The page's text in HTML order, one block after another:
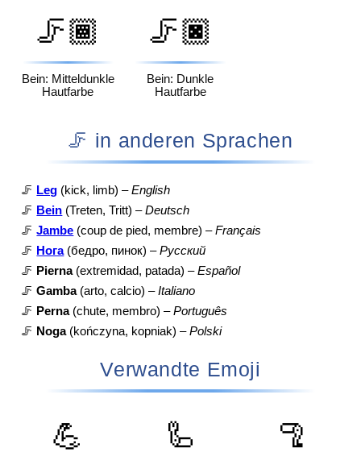
🦵🏾
Bein: Mitteldunkle
Hautfarbe
🦵🏿
Bein: Dunkle
Hautfarbe
🦵 in anderen Sprachen
🦵 Leg (kick, limb) –English
🦵 Bein (Treten, Tritt) –Deutsch
🦵 Jambe (coup de pied, membre) –Français
🦵 Нога(бедро, пинок) –Русский
🦵 Pierna(extremidad, patada) –Español
🦵 Gamba(arto, calcio) –Italiano
🦵 Perna(chute, membro) –Português
🦵 Noga(kończyna, kopniak) –Polski
Verwandte Emoji
💪 🦾 🦿